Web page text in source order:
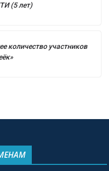
(5 лет)
количество участников